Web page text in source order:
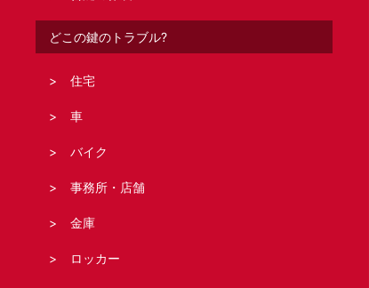
どこの鍵のトラブル?
住宅
車
バイク
事務所・店舗
金庫
ロッカー